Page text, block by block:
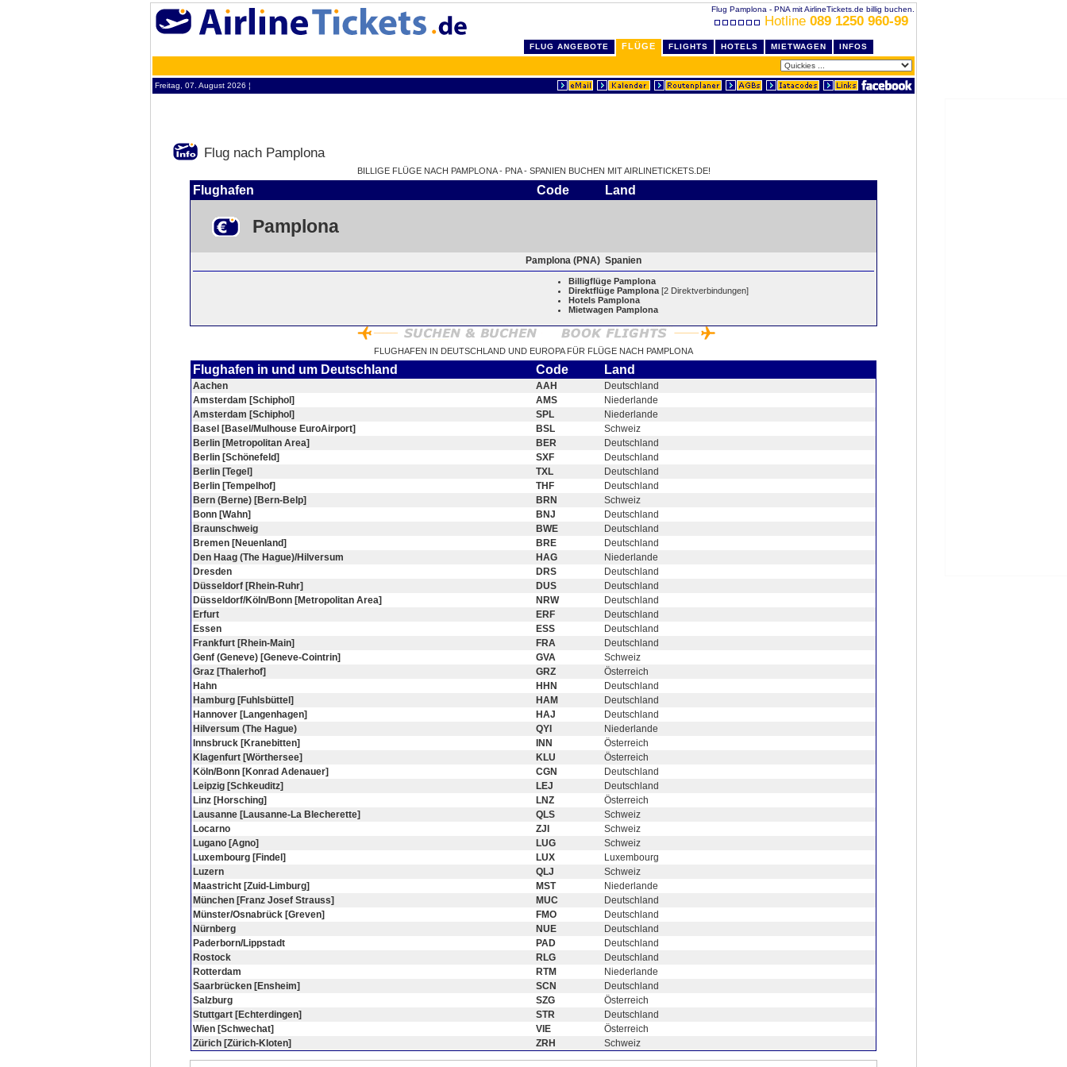
Flug Pamplona - PNA mit AirlineTickets.de billig buchen.
Hotline 089 1250 960-99
FLUG ANGEBOTE FLÜGE FLIGHTS HOTELS MIETWAGEN INFOS
Freitag, 07. August 2026 ¦
Flug nach Pamplona
BILLIGE FLÜGE NACH PAMPLONA - PNA - SPANIEN BUCHEN MIT AIRLINETICKETS.DE!
Flughafen Code Land
Pamplona
Pamplona (PNA) Spanien
Billigflüge Pamplona
Direktflüge Pamplona [2 Direktverbindungen]
Hotels Pamplona
Mietwagen Pamplona
FLUGHAFEN IN DEUTSCHLAND UND EUROPA FÜR FLÜGE NACH PAMPLONA
Flughafen in und um Deutschland Code Land
Aachen AAH
Deutschland
Amsterdam [Schiphol]
AMS
Niederlande
Amsterdam [Schiphol]
SPL
Niederlande
Basel [Basel/Mulhouse EuroAirport]
BSL
Schweiz
Berlin [Metropolitan Area]
BER
Deutschland
Berlin [Schönefeld]
SXF
Deutschland
Berlin [Tegel]
TXL
Deutschland
Berlin [Tempelhof]
THF
Deutschland
Bern (Berne) [Bern-Belp]
BRN
Schweiz
Bonn [Wahn]
BNJ
Deutschland
Braunschweig
BWE
Deutschland
Bremen [Neuenland]
BRE
Deutschland
Den Haag (The Hague)/Hilversum
HAG
Niederlande
Dresden
DRS
Deutschland
Düsseldorf [Rhein-Ruhr]
DUS
Deutschland
Düsseldorf/Köln/Bonn [Metropolitan Area]
NRW
Deutschland
Erfurt
ERF
Deutschland
Essen
ESS
Deutschland
Frankfurt [Rhein-Main]
FRA
Deutschland
Genf (Geneve) [Geneve-Cointrin]
GVA
Schweiz
Graz [Thalerhof]
GRZ
Österreich
Hahn
HHN
Deutschland
Hamburg [Fuhlsbüttel]
HAM
Deutschland
Hannover [Langenhagen]
HAJ
Deutschland
Hilversum (The Hague)
QYI
Niederlande
Innsbruck [Kranebitten]
INN
Österreich
Klagenfurt [Wörthersee]
KLU
Österreich
Köln/Bonn [Konrad Adenauer]
CGN
Deutschland
Leipzig [Schkeuditz]
LEJ
Deutschland
Linz [Horsching]
LNZ
Österreich
Lausanne [Lausanne-La Blecherette]
QLS
Schweiz
Locarno
ZJI
Schweiz
Lugano [Agno]
LUG
Schweiz
Luxembourg [Findel]
LUX
Luxembourg
Luzern
QLJ
Schweiz
Maastricht [Zuid-Limburg]
MST
Niederlande
München [Franz Josef Strauss]
MUC
Deutschland
Münster/Osnabrück [Greven]
FMO
Deutschland
Nürnberg
NUE
Deutschland
Paderborn/Lippstadt
PAD
Deutschland
Rostock
RLG
Deutschland
Rotterdam
RTM
Niederlande
Saarbrücken [Ensheim]
SCN
Deutschland
Salzburg
SZG
Österreich
Stuttgart [Echterdingen]
STR
Deutschland
Wien [Schwechat]
VIE
Österreich
Zürich [Zürich-Kloten]
ZRH Schweiz